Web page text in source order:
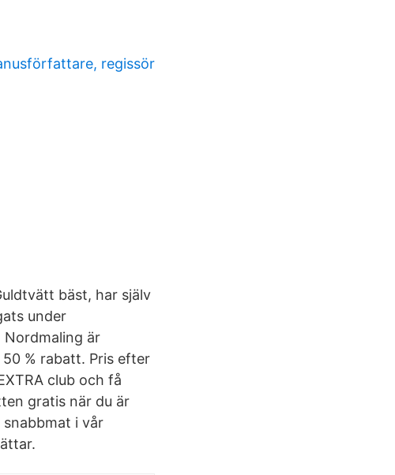
regissör
bäst, har själv
under
är
% rabatt. Pris efter
club och få
gratis när du är
i vår